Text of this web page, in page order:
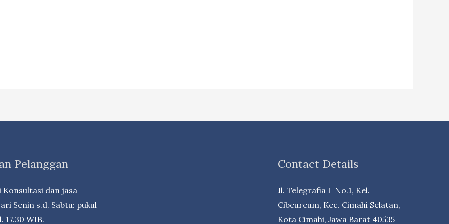
Pelanggan
Konsultasi dan jasa
Senin s.d. Sabtu: pukul
17.30 WIB.
Contact Details
Jl. Telegrafia I No.1, Kel.
Cibeureum, Kec. Cimahi Selatan,
Kota Cimahi, Jawa Barat 40535